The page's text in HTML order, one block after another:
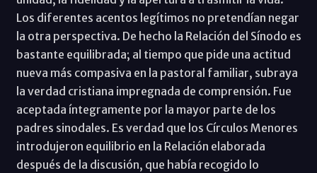
Los diferentes acentos legítimos no pretendían negar
la otra perspectiva. De hecho la Relación del Sínodo es
bastante equilibrada; al tiempo que pide una actitud
nueva más compasiva en la pastoral familiar, subraya
la verdad cristiana impregnada de comprensión. Fue
aceptada íntegramente por la mayor parte de los
padres sinodales. Es verdad que los Círculos Menores
introdujeron equilibrio en la Relación elaborada
después de la discusión, que había recogido lo